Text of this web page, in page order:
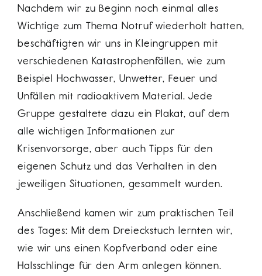
Nachdem wir zu Beginn noch einmal alles
Wichtige zum Thema Notruf wiederholt hatten,
beschäftigten wir uns in Kleingruppen mit
verschiedenen Katastrophenfällen, wie zum
Beispiel Hochwasser, Unwetter, Feuer und
Unfällen mit radioaktivem Material. Jede
Gruppe gestaltete dazu ein Plakat, auf dem
alle wichtigen Informationen zur
Krisenvorsorge, aber auch Tipps für den
eigenen Schutz und das Verhalten in den
jeweiligen Situationen, gesammelt wurden.
Anschließend kamen wir zum praktischen Teil
des Tages: Mit dem Dreieckstuch lernten wir,
wie wir uns einen Kopfverband oder eine
Halsschlinge für den Arm anlegen können.